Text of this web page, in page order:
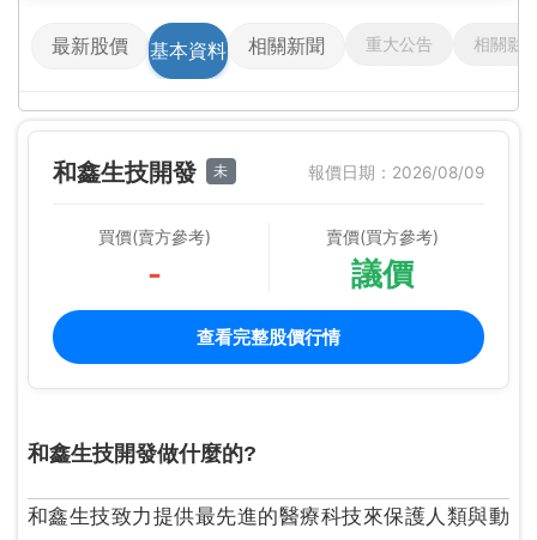
最新股價 基本資料 相關新聞 重大公告 相關影
和鑫生技開發 未 報價日期：2026/08/09
買價(賣方參考)
-
賣價(買方參考)
議價
查看完整股價行情
和鑫生技開發做什麼的?
和鑫生技致力提供最先進的醫療科技來保護人類與動